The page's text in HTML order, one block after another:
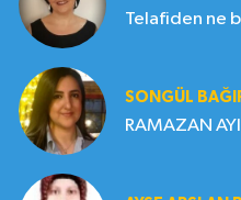
Telafiden ne
SONGÜL
RAMAZAN